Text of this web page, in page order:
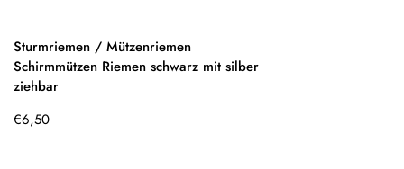
Sturmriemen / Mützenriemen
Schirmmützen Riemen schwarz mit silber
ziehbar
Regulärer
€6,50